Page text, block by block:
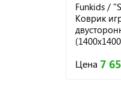
Funkids /
Коврик
Цена 7